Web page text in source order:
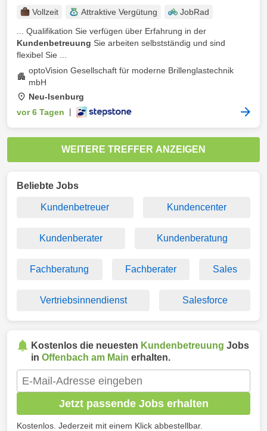
Vollzeit Attraktive Vergütung
JobRad
... Qualifikation Sie verfügen über Erfahrung in der
Kundenbetreuung Sie arbeiten selbstständig und sind
flexibel Sie ...
optoVision Gesellschaft für moderne Brillenglastechnik
mbH
Neu-Isenburg
vor 6 Tagen
WEITERE TREFFER ANZEIGEN
Beliebte Jobs
Kundenbetreuer Kundencenter
Kundenberater Kundenberatung
Fachberatung Fachberater Sales
Vertriebsinnendienst Salesforce
Kostenlos die neuesten Kundenbetreuung Jobs
in Offenbach am Main erhalten.
Jetzt passende Jobs erhalten
Kostenlos. Jederzeit mit einem Klick abbestellbar.